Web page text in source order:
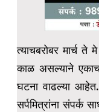
त्याचबरोबर मार्च ते
काळ असल्याने
घटना वाढल्या
सर्पमित्रांना संपर्क